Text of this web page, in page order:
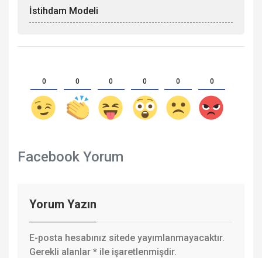
İstihdam Modeli
0 0 0 0 0 0
Facebook Yorum
Yorum Yazın
E-posta hesabınız sitede yayımlanmayacaktır.
Gerekli alanlar * ile işaretlenmişdir.